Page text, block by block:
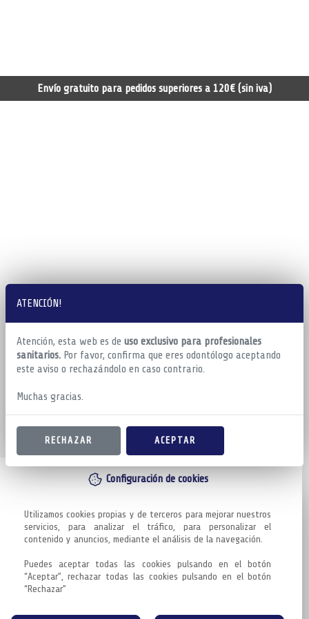
ATENCIÓN!
Atención, esta web es de uso exclusivo para profesionales
sanitarios. Por favor, confirma que eres odontólogo aceptando
este aviso o rechazándolo en caso contrario.
Muchas gracias.
RECHAZAR ACEPTAR
Configuración de cookies
Utilizamos cookies propias y de terceros para mejorar nuestros
servicios, para analizar el tráfico, para personalizar el
contenido y anuncios, mediante el análisis de la navegación.
Puedes aceptar todas las cookies pulsando en el botón
“Aceptar”, rechazar todas las cookies pulsando en el botón
“Rechazar”
Envío gratuito para pedidos superiores a 120€ (sin iva)